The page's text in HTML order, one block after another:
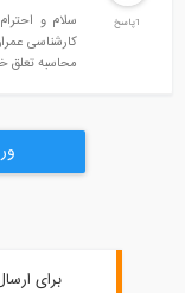
سلام و
کارشناسی
محاسبه تعلق
برای